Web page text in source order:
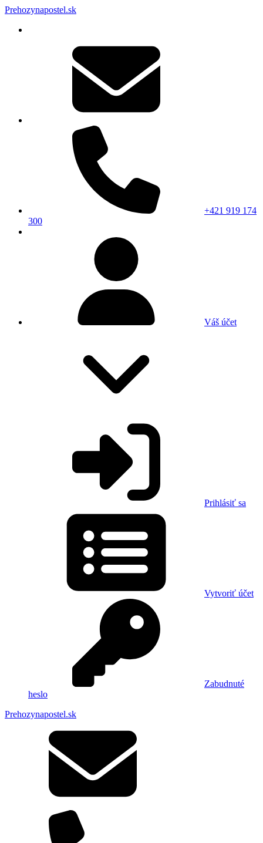
Prehozynapostel.sk
+421 919 174
300
Váš účet
Prihlásiť sa
Vytvoriť účet
Zabudnuté
heslo
Prehozynapostel.sk